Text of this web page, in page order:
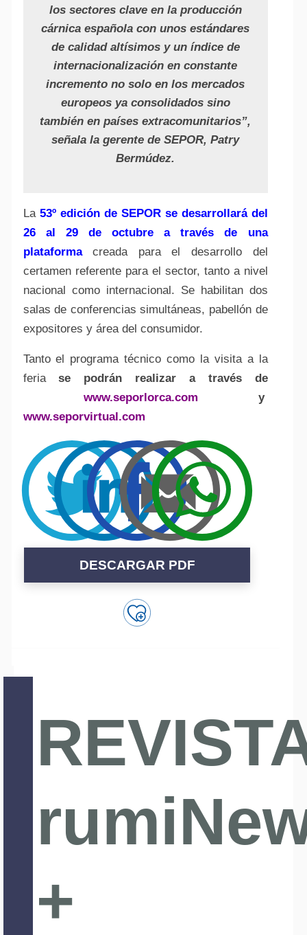
los sectores clave en la producción
cárnica española con unos estándares
de calidad altísimos y un índice de
internacionalización en constante
incremento no solo en los mercados
europeos ya consolidados sino
también en países extracomunitarios”,
señala la gerente de SEPOR, Patry
Bermúdez.
La 53º edición de SEPOR se desarrollará del
26 al 29 de octubre a través de una
plataformacreada para el desarrollo del
certamen referente para el sector, tanto a nivel
nacional como internacional. Se habilitan dos
salas de conferencias simultáneas, pabellón de
expositores y área del consumidor.
Tanto el programa técnico como la visita a la
feriase podrán realizar a través de
www.seporlorca.com y
www.seporvirtual.com
DESCARGAR PDF
+